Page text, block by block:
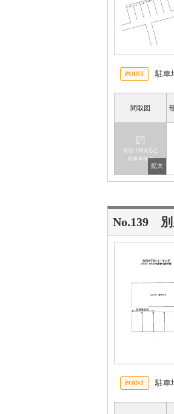
駐車
間取図
No.139 別
駐車